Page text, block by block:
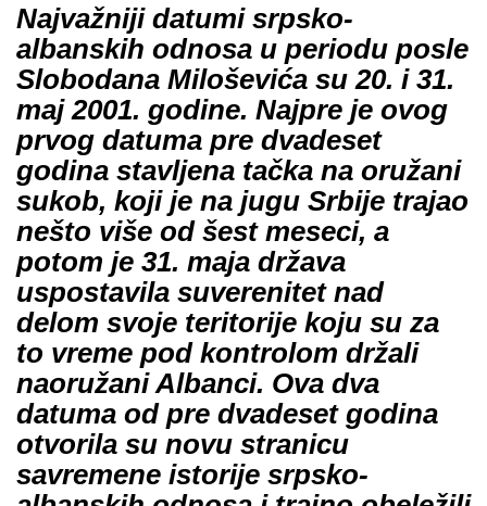
Najvažniji datumi srpsko-
albanskih odnosa u periodu posle
Slobodana Miloševića su 20. i 31.
maj 2001. godine. Najpre je ovog
prvog datuma pre dvadeset
godina stavljena tačka na oružani
sukob, koji je na jugu Srbije trajao
nešto više od šest meseci, a
potom je 31. maja država
uspostavila suverenitet nad
delom svoje teritorije koju su za
to vreme pod kontrolom držali
naoružani Albanci. Ova dva
datuma od pre dvadeset godina
otvorila su novu stranicu
savremene istorije srpsko-